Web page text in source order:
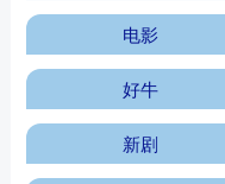
电影
好牛
新剧